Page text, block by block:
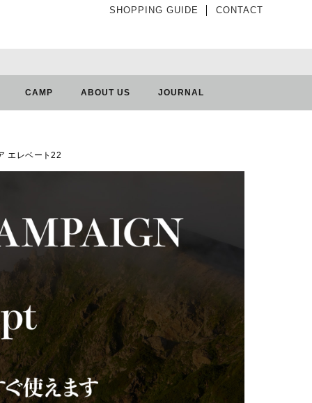
SHOPPING GUIDE CONTACT
CAMP ABOUT US JOURNAL
エレベート22